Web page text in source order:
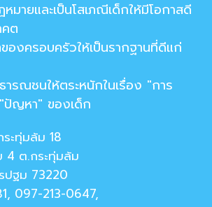
มายและเป็นโสเภณีเด็กให้มีโอกาสดี
ต
องครอบครัวให้เป็นรากฐานที่ดีแก่
ารณชนให้ตระหนักในเรื่อง "การ
ญหา" ของเด็ก
ะทุ่มล้ม 18
ต.กระทุ่มล้ม
ปฐม 73220
097-213-0647,